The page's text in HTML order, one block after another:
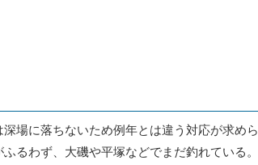
場に落ちないため例年とは違う対応が求めら
るわず、大磯や平塚などでまだ釣れている。